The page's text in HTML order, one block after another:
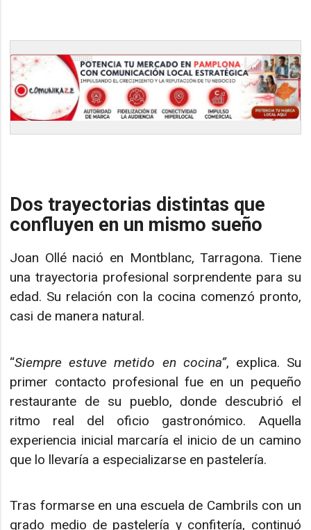
Dos trayectorias distintas que
confluyen en un mismo sueño
Joan Ollé nació en Montblanc, Tarragona. Tiene
una trayectoria profesional sorprendente para su
edad. Su relación con la cocina comenzó pronto,
casi de manera natural.
“Siempre estuve metido en cocina”, explica. Su
primer contacto profesional fue en un pequeño
restaurante de su pueblo, donde descubrió el
ritmo real del oficio gastronómico. Aquella
experiencia inicial marcaría el inicio de un camino
que lo llevaría a especializarse en pastelería.
Tras formarse en una escuela de Cambrils con un
grado medio de pastelería y confitería, continuó